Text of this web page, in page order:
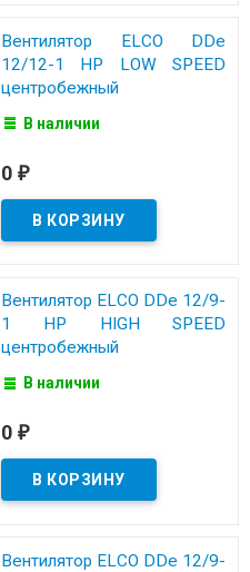
Вентилятор ELCO DDe
12/12-1 HP LOW SPEED
центробежный
В наличии
0 ₽
Вентилятор ELCO DDe 12/9-
1 HP HIGH SPEED
центробежный
В наличии
0 ₽
Вентилятор ELCO DDe 12/9-